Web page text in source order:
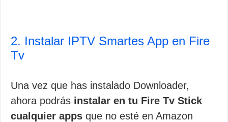
2. Instalar IPTV Smartes App en Fire
Tv
Una vez que has instalado Downloader,
ahora podrás instalar en tu Fire Tv Stick
cualquier apps que no esté en Amazon